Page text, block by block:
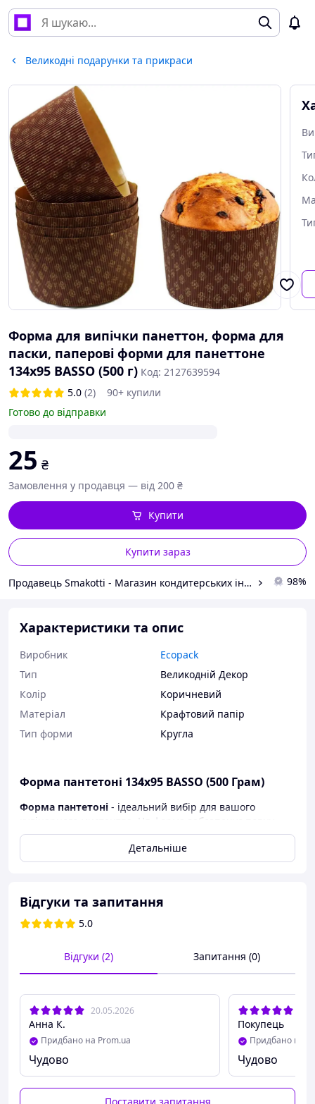
Великодні подарунки та прикраси
Форма для випічки панеттон, форма для
паски, паперові форми для панеттоне
134х95 BASSO (500 г) Код: 2127639594
5.0 (2)
90+ купили
Готово до відправки
25 ₴
Замовлення у продавця — від 200 ₴
Купити зараз
Купити
Продавець Smakotti - Магазин кондитерських інгредієнтів 98%
Характеристики та опис
Виробник
Ecopack
Тип
Великодній Декор
Колір
Коричневий
Матеріал
Крафтовий папір
Тип форми
Кругла
Форма пантетоні 134х95 BASSO (500 Грам)
Форма пантетоні - ідеальний вибір для вашого
кулінарного мистецтва. Ця форма забезпечує повну
якість і точність розмірів вашої випічки. Вона
виготовлена на високоточних автоматизованих
технологічних лініях, що забезпечують мінімальне
паперу, придатного для безпосереднього контакту з
їжею. Основа виготовлена з антипригарного,
друкарські фарби витримують високі температури та
розпилення консервантів. Форми самодостатні і не
Детальніше
Відгуки та запитання
5.0
Відгуки (2) Запитання (0)
20.05.2026
Анна К.
Придбано на Prom.ua
Чудово
Покупець
Придбано на
Чудово